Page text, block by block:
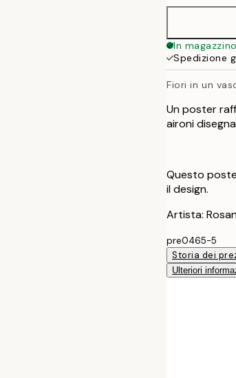
In magazzino
Spedizione
Fiori in un
Un poster
aironi
Questo
il design.
Artista:
pre0465-5
Storia dei
Ulteriori